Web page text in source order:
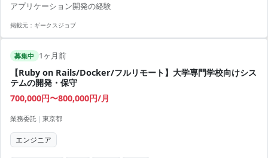
策実施） ・設計・コードレビュー [開発環境] OS：Linux、Windows、
iO...
アプリケーション開発の経験
掲載元： ギークスジョブ
募集中 1ヶ月前
【Ruby on Rails/Docker/フルリモート】大学専門学校向けシス
テムの開発・保守
700,000円〜800,000円/月
業務委託 | 東京都
エンジニア